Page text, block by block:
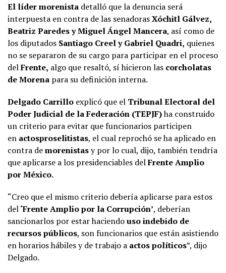
El líder morenista detalló que la denuncia será
interpuesta en contra de las senadorasXóchitl Gálvez,
Beatriz Paredes y Miguel Ángel Mancera, así como de
los diputados Santiago Creel y Gabriel Quadri, quienes
no se separaron de su cargo para participar en el proceso
delFrente, algo que resaltó, sí hicieron las corcholatas
de Morena para su definición interna.
Delgado Carrillo explicó que el Tribunal Electoral del
Poder Judicial de la Federación (TEPJF)ha construido
un criterio para evitar que funcionarios participen
en actosproselitistas, el cual reprochó se ha aplicado en
contra demorenistasy por lo cual, dijo, también tendría
que aplicarse a los presidenciables delFrente Amplio
por México.
“Creo que el mismo criterio debería aplicarse para estos
del‘Frente Amplio por la Corrupción’, deberían
sancionarlos por estar haciendouso indebido de
recursos públicos, son funcionarios que están asistiendo
en horarios hábiles y de trabajo a actos políticos”, dijo
Delgado.